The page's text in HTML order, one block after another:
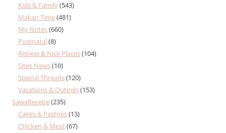
Kids & Family(543)
Makan Time(481)
My Notes(660)
Postnatal (8)
Review & Nice Places(104)
Sites News(10)
Special Threads(120)
Vacations & Outings(153)
SawaRecepe(235)
Cakes & Pastries(13)
Chicken & Meat(67)